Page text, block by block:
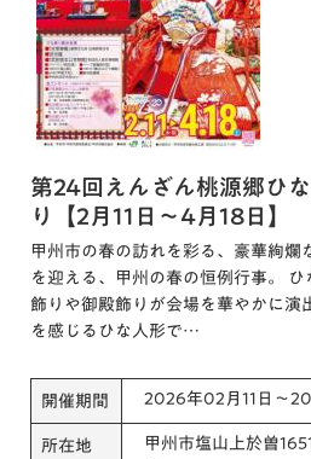
第24回えんざん桃源郷ひ
り【2月11日～4月18日】
甲州市の春の訪れを彩る、豪華絢爛
を迎える、甲州の春の恒例行事。
飾りや御殿飾りが会場を華やかに演
を感じるひな人形で…
開催期間 2026年02月11日～
所在地
甲州市塩山上於曽